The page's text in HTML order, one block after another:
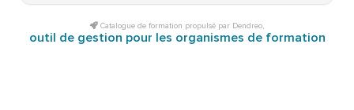
Catalogue de formation propulsé par Dendreo,
outil de gestion pour les organismes de formation